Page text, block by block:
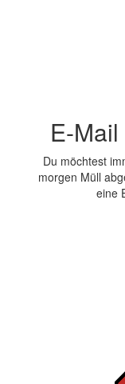
E-
Du möchtest
morgen Müll
eine